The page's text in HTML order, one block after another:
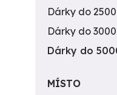
Dárky do
Dárky do
Dárky do
MÍSTO